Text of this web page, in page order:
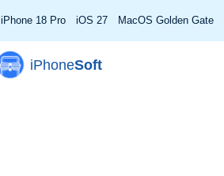
iPhone 18 Pro iOS 27 MacOS Golden Gate
iPhoneSoft